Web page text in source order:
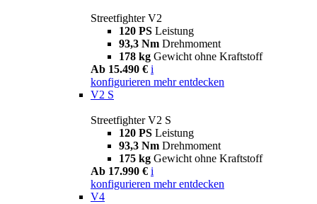
Streetfighter V2
120 PS Leistung
93,3 Nm Drehmoment
178 kg Gewicht ohne Kraftstoff
Ab 15.490 € i
konfigurieren mehr entdecken
V2 S
Streetfighter V2 S
120 PS Leistung
93,3 Nm Drehmoment
175 kg Gewicht ohne Kraftstoff
Ab 17.990 € i
konfigurieren mehr entdecken
V4